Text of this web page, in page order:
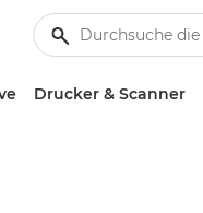
Drucker & Scanner